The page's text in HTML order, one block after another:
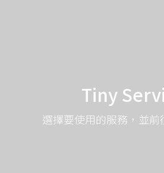
Tiny
選擇要使用的服務，並前